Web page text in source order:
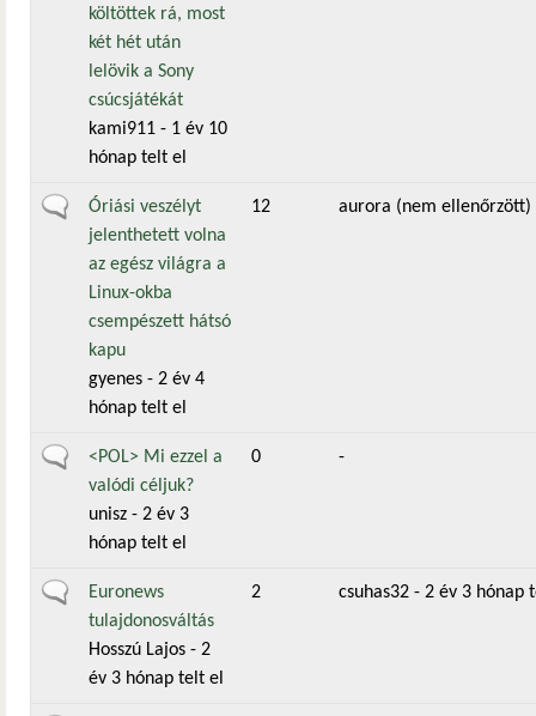
költöttek rá, most
két hét után
lelövik a Sony
csúcsjátékát
kami911 - 1 év 10
hónap telt el
Általános téma
Óriási veszélyt
jelenthetett volna
az egész világra a
Linux-okba
csempészett hátsó
kapu
gyenes - 2 év 4
hónap telt el
12 aurora (nem ellenőrzött)
Általános téma
<POL> Mi ezzel a
valódi céljuk?
unisz - 2 év 3
hónap telt el
0 -
Általános téma
Euronews
tulajdonosváltás
Hosszú Lajos - 2
év 3 hónap telt el
2 csuhas32 - 2 év 3 hónap